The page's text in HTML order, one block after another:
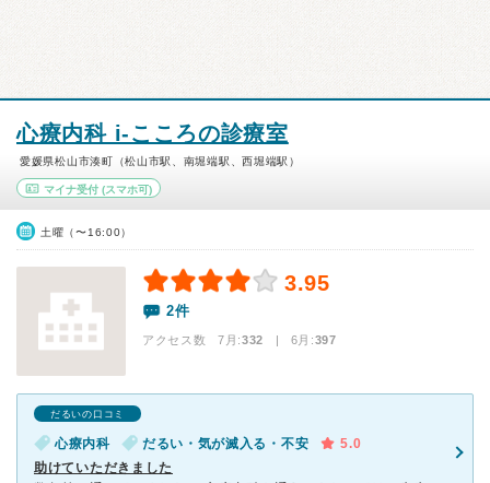
心療内科 i-こころの診療室
愛媛県松山市湊町（松山市駅、南堀端駅、西堀端駅）
マイナ受付 (スマホ可)
土曜（〜16:00）
3.95
2件
アクセス数 7月:332 | 6月:397
だるいの口コミ
心療内科 だるい・気が滅入る・不安
5.0
助けていただきました